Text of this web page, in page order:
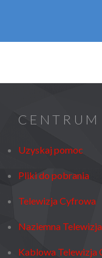
Uzyskaj pomoc
Pliki do pobrania
Telewizja Cyfrowa
Naziemna
Kablowa Telewizja